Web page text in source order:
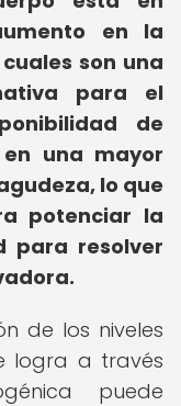
en la
son una
para el
de
una mayor
lo que
potenciar la
para resolver
de los niveles
logra a través
puede